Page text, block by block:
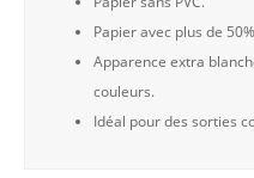
Papier avec plus de
Apparence extra
couleurs.
Idéal pour des sorties